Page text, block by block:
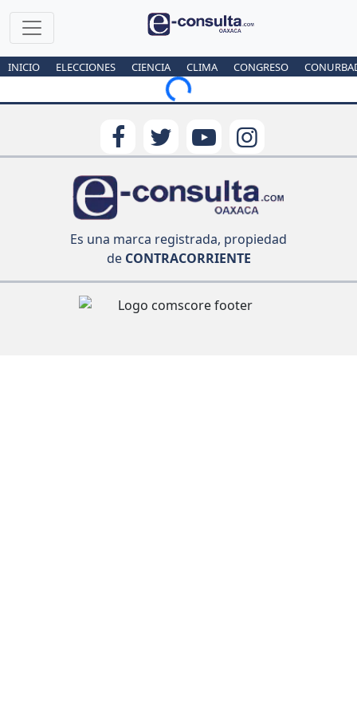
INICIO ELECCIONES CIENCIA CLIMA CONGRESO
Loading...
Es una marca registrada, propiedad
deCONTRACORRIENTE